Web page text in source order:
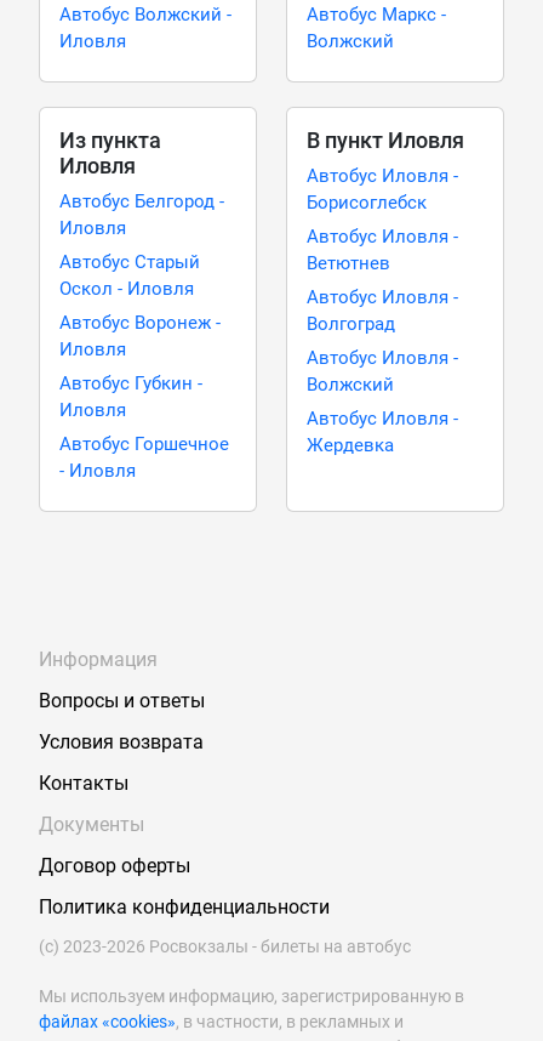
Автобус Волжский -
Иловля
Автобус Маркс -
Волжский
Из пункта
Иловля
Автобус Белгород -
Иловля
Автобус Старый
Оскол - Иловля
Автобус Воронеж -
Иловля
Автобус Губкин -
Иловля
Автобус Горшечное
- Иловля
В пункт Иловля
Автобус Иловля -
Борисоглебск
Автобус Иловля -
Ветютнев
Автобус Иловля -
Волгоград
Автобус Иловля -
Волжский
Автобус Иловля -
Жердевка
Информация
Вопросы и ответы
Условия возврата
Контакты
Документы
Договор оферты
Политика конфиденциальности
(с) 2023-2026 Росвокзалы - билеты на автобус
Мы используем информацию, зарегистрированную в
файлах «cookies», в частности, в рекламных и